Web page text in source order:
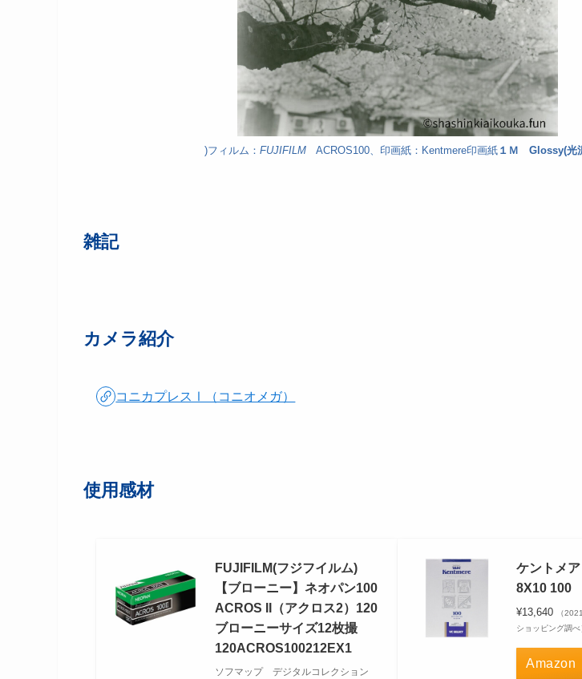
)フィルム： FUJIFILM ACROS100、印画紙：Kentmere印画紙 １Ｍ Glossy(光
雑記
カメラ紹介
コニカプレスⅠ（コニオメガ）
使用感材
FUJIFILM(フジフイルム)
【ブローニー】ネオパン100
ACROS II（アクロス2）120
ブローニーサイズ12枚撮
120ACROS100212EX1
ソフマップ デジタルコレクション
ケントメ
8X10 100
¥13,640
（
ショッピング調べ
Amazon